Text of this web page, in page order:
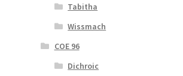
Tabitha
Wissmach
COE 96
Dichroic